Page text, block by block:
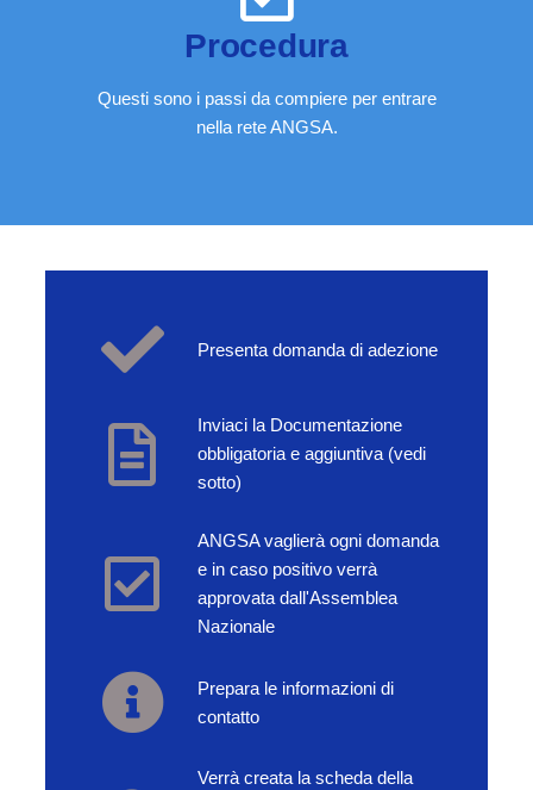
Procedura
Questi sono i passi da compiere per entrare
nella rete ANGSA.
Presenta domanda di adezione
Inviaci la Documentazione
obbligatoria e aggiuntiva (vedi
sotto)
ANGSA vaglierà ogni domanda
e in caso positivo verrà
approvata dall'Assemblea
Nazionale
Prepara le informazioni di
contatto
Verrà creata la scheda della